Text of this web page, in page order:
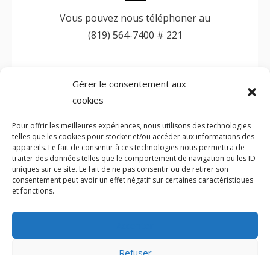
Gérer le consentement aux
cookies
Pour offrir les meilleures expériences, nous utilisons des technologies
telles que les cookies pour stocker et/ou accéder aux informations des
appareils. Le fait de consentir à ces technologies nous permettra de
traiter des données telles que le comportement de navigation ou les ID
uniques sur ce site. Le fait de ne pas consentir ou de retirer son
consentement peut avoir un effet négatif sur certaines caractéristiques
et fonctions.
Refuser
Vous pouvez nous téléphoner au
(819) 564-7400 # 221
Vous pouvez nous écrire à l'adresse courriel :
info@fondationpasspport.org